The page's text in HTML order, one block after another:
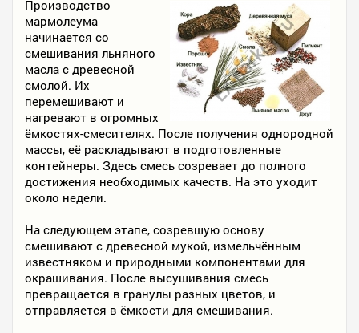
Производство
мармолеума
начинается со
смешивания льняного
масла с древесной
смолой. Их
перемешивают и
нагревают в огромных
ёмкостях-смесителях. После получения однородной
массы, её раскладывают в подготовленные
контейнеры. Здесь смесь созревает до полного
достижения необходимых качеств. На это уходит
около недели.
На следующем этапе, созревшую основу
смешивают с древесной мукой, измельчённым
известняком и природными компонентами для
окрашивания. После высушивания смесь
превращается в гранулы разных цветов, и
отправляется в ёмкости для смешивания.